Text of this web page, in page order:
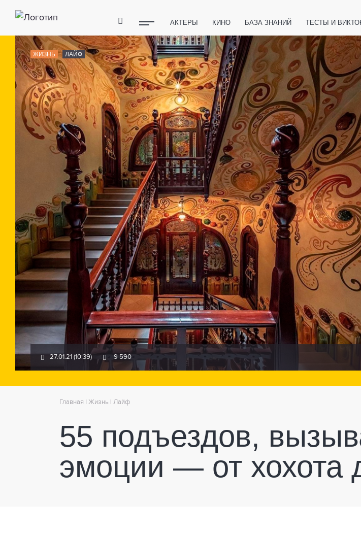
АКТЕРЫ КИНО БАЗА ЗНАНИЙ ТЕСТЫ И
ПОЛЕЗНЫЕ СОВЕТЫ ЖИВОТНЫЕ ПОЛЕЗНО
ФИТНЕС ТЕХНОЛОГИИ
ЖИЗНЬ ЛАЙФ
27.01.21 (10:39) 9 590
Главная Жизнь Лайф
55 подъездов,
эмоции — от хохота